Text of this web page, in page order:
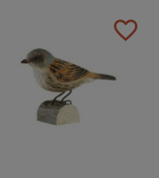
favorite_border